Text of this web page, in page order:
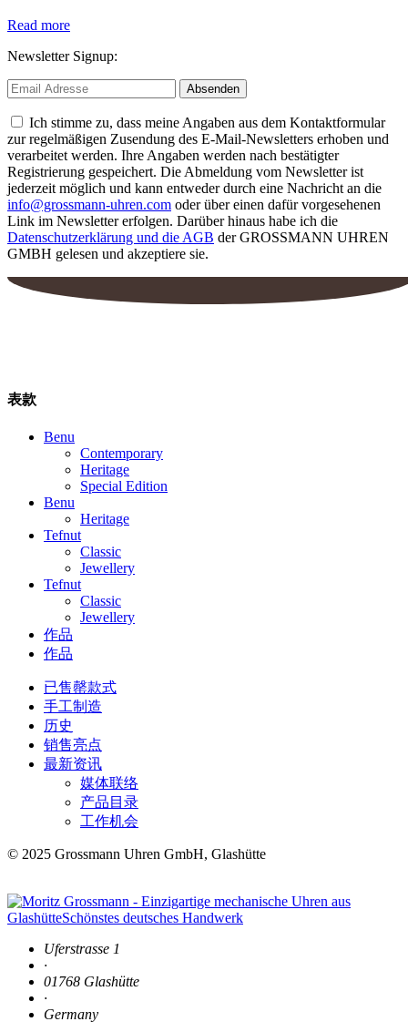
Read more
Newsletter Signup:
Ich stimme zu, dass meine Angaben aus dem Kontaktformular
zur regelmäßigen Zusendung des E-Mail-Newsletters erhoben und
verarbeitet werden. Ihre Angaben werden nach bestätigter
Registrierung gespeichert. Die Abmeldung vom Newsletter ist
jederzeit möglich und kann entweder durch eine Nachricht an die
info@grossmann-uhren.com oder über einen dafür vorgesehenen
Link im Newsletter erfolgen. Darüber hinaus habe ich die
Datenschutzerklärung und die AGB der GROSSMANN UHREN
GMBH gelesen und akzeptiere sie.
表款
Benu
Contemporary
Heritage
Special Edition
Benu
Heritage
Tefnut
Classic
Jewellery
Tefnut
Classic
Jewellery
作品
作品
已售罄款式
手工制造
历史
销售亮点
最新资讯
媒体联络
产品目录
工作机会
© 2025 Grossmann Uhren GmbH, Glashütte
Uferstrasse 1
·
01768 Glashütte
·
Germany